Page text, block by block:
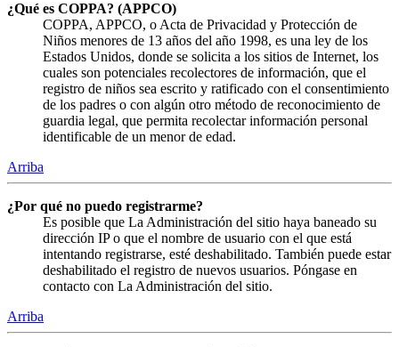
¿Qué es COPPA? (APPCO)
COPPA, APPCO, o Acta de Privacidad y Protección de
Niños menores de 13 años del año 1998, es una ley de los
Estados Unidos, donde se solicita a los sitios de Internet, los
cuales son potenciales recolectores de información, que el
registro de niños sea escrito y ratificado con el consentimiento
de los padres o con algún otro método de reconocimiento de
guardia legal, que permita recolectar información personal
identificable de un menor de edad.
Arriba
¿Por qué no puedo registrarme?
Es posible que La Administración del sitio haya baneado su
dirección IP o que el nombre de usuario con el que está
intentando registrarse, esté deshabilitado. También puede estar
deshabilitado el registro de nuevos usuarios. Póngase en
contacto con La Administración del sitio.
Arriba